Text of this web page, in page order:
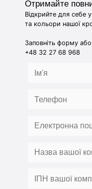
Отримайте
Відкрийте для себе
та кольори нашої
Заповніть форму
+48 32 27 68 968